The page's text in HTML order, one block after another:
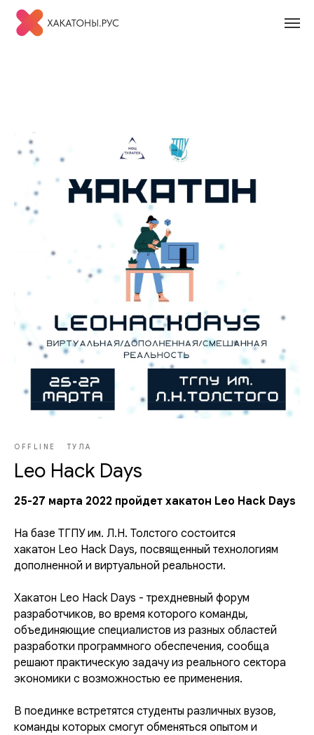
OFFLINE ТУЛА
Leo Hack Days
25-27 марта 2022 пройдет хакатон Leo Hack Days
На базе ТГПУ им. Л.Н. Толстого состоится
хакатон Leo Hack Days, посвященный технологиям
дополненной и виртуальной реальности.
Хакатон Leo Hack Days - трехдневный форум
разработчиков, во время которого команды,
объединяющие специалистов из разных областей
разработки программного обеспечения, сообща
решают практическую задачу из реального сектора
экономики с возможностью ее применения.
В поединке встретятся студенты различных вузов,
команды которых смогут обменяться опытом и